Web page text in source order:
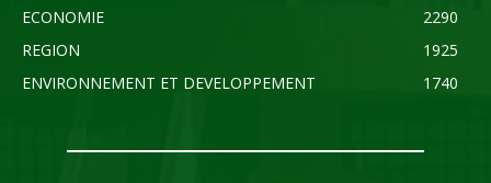
ECONOMIE
2290
REGION
1925
ENVIRONNEMENT ET DEVELOPPEMENT
1740